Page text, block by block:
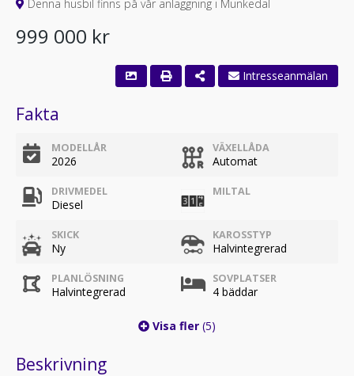
Denna husbil finns på vår anläggning i Munkedal
999 000 kr
Intresseanmälan
Fakta
MODELLÅR
2026
VÄXELLÅDA
Automat
DRIVMEDEL
Diesel
MILTAL
SKICK
Ny
KAROSSTYP
Halvintegrerad
PLANLÖSNING
Halvintegrerad
SOVPLATSER
4 bäddar
Visa fler (5)
Beskrivning